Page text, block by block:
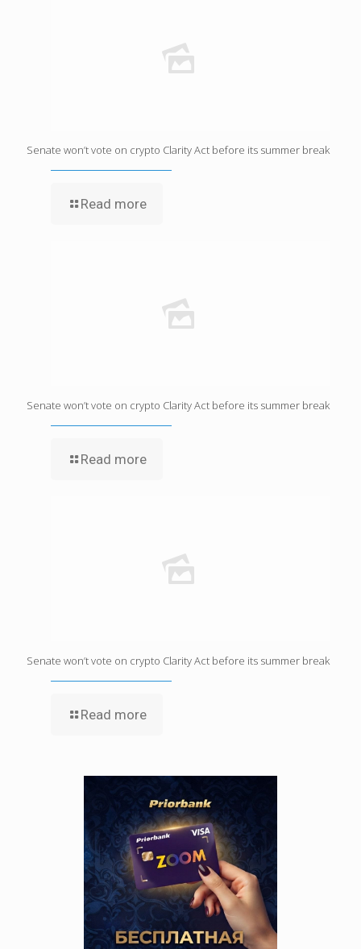
Senate won’t vote on crypto Clarity Act before its summer break
Read more
Senate won’t vote on crypto Clarity Act before its summer break
Read more
Senate won’t vote on crypto Clarity Act before its summer break
Read more